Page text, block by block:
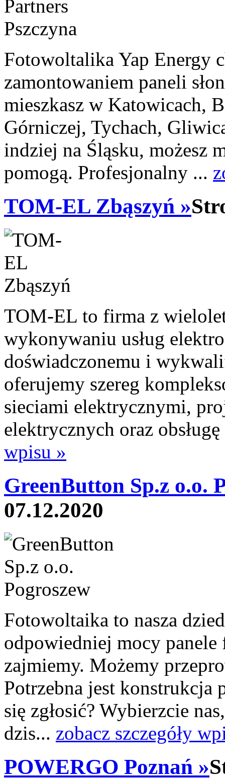
Fotowoltalika Yap Energy
zamontowaniem paneli
mieszkasz w Katowicach,
Górniczej, Tychach,
indziej na Śląsku, możesz
pomogą. Profesjonalny ...
TOM-EL Zbąszyń »
TOM-EL to firma z
wykonywaniu usług
doświadczonemu i
oferujemy szereg
sieciami elektrycznymi,
elektrycznych oraz
wpisu »
GreenButton Sp.z o.o.
07.12.2020
Fotowoltaika to nasza
odpowiedniej mocy
zajmiemy. Możemy
Potrzebna jest konstrukcja
się zgłosić? Wybierzcie
dzis... zobacz szczegóły
POWERGO Poznań »